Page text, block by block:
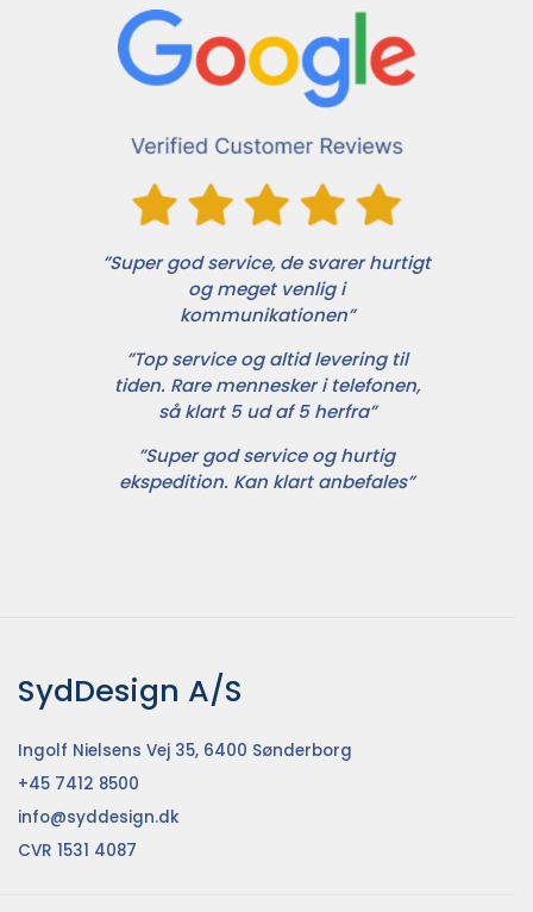
”Super god service, de svarer hurtigt
og meget venlig i
kommunikationen”
”Top service og altid levering til
tiden. Rare mennesker i telefonen,
så klart 5 ud af 5 herfra”
”Super god service og hurtig
ekspedition. Kan klart anbefales”
SydDesign A/S
Ingolf Nielsens Vej 35, 6400 Sønderborg
+45 7412 8500
info@syddesign.dk
CVR 1531 4087